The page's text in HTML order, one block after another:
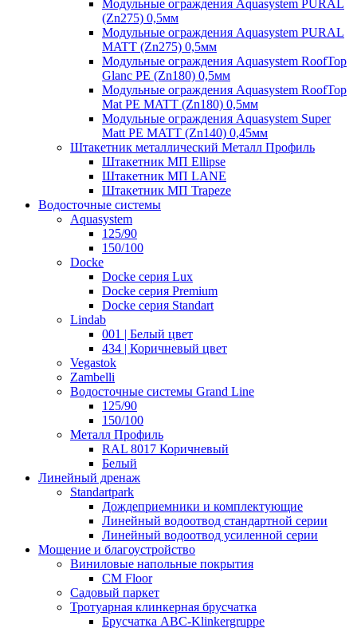
Модульные ограждения Aquasystem PURAL
(Zn275) 0,5мм
Модульные ограждения Aquasystem PURAL
MATT (Zn275) 0,5мм
Модульные ограждения Aquasystem RoofTop
Glanc PE (Zn180) 0,5мм
Модульные ограждения Aquasystem RoofTop
Mat PE MATT (Zn180) 0,5мм
Модульные ограждения Aquasystem Super
Matt PE MATT (Zn140) 0,45мм
Штакетник металлический Металл Профиль
Штакетник МП Ellipse
Штакетник МП LANE
Штакетник МП Trapeze
Водосточные системы
Aquasystem
125/90
150/100
Docke
Docke серия Lux
Docke серия Premium
Docke серия Standart
Lindab
001 | Белый цвет
434 | Коричневый цвет
Vegastok
Zambelli
Водосточные системы Grand Line
125/90
150/100
Металл Профиль
RAL 8017 Коричневый
Белый
Линейный дренаж
Standartpark
Дождеприемники и комплектующие
Линейный водоотвод стандартной серии
Линейный водоотвод усиленной серии
Мощение и благоустройство
Виниловые напольные покрытия
CM Floor
Садовый паркет
Тротуарная клинкерная брусчатка
Брусчатка АВС-Klinkergruppe